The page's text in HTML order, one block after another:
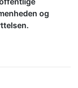
og